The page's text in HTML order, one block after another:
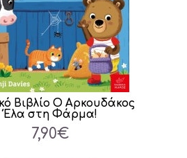
Βιβλίο Ο Aρκουδάκος
Έλα στη Φάρμα!
7,90€